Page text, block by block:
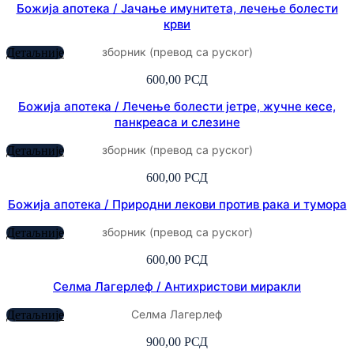
Божија апотека / Јачање имунитета, лечење болести
крви
зборник (превод са руског)
600,00 РСД
Детаљније
Божија апотека / Лечење болести јетре, жучне кесе,
панкреаса и слезине
зборник (превод са руског)
600,00 РСД
Детаљније
Божија апотека / Природни лекови против рака и тумора
зборник (превод са руског)
600,00 РСД
Детаљније
Селма Лагерлеф / Антихристови миракли
Селма Лагерлеф
900,00 РСД
Детаљније